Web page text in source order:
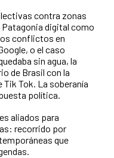
contra zonas
digital como
conflictos en
o el caso
sin agua, la
de Brasil con la
Tok. La soberanía
política.
aliados para
recorrido por
que